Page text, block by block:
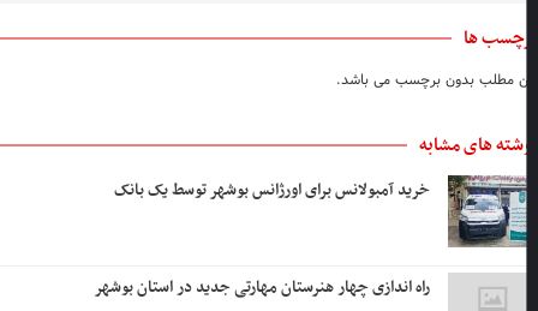
ها
مطلب بدون برچسب می باشد.
های مشابه
خرید آمبولانس برای اورژانس بوشهر توسط یک بانک
راه اندازی چهار هنرستان مهارتی جدید در استان بوشهر